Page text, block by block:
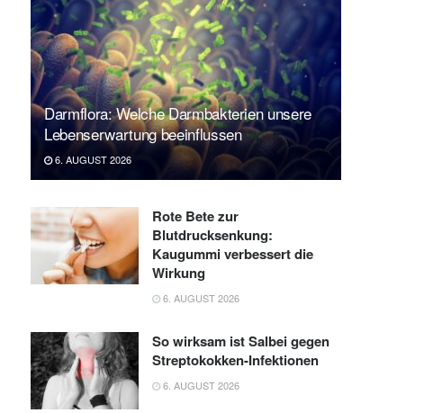
Darmflora: Welche Darmbakterien unsere
Lebenserwartung beeinflussen
6. AUGUST 2026
Rote Bete zur
Blutdrucksenkung:
Kaugummi verbessert die
Wirkung
6. AUGUST 2026
So wirksam ist Salbei gegen
Streptokokken-Infektionen
6. AUGUST 2026